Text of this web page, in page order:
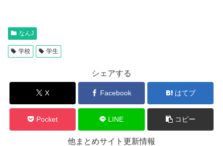
なんJ
学校 学生
シェアする
X Facebook はてブ
Pocket LINE コピー
他まとめサイト更新情報